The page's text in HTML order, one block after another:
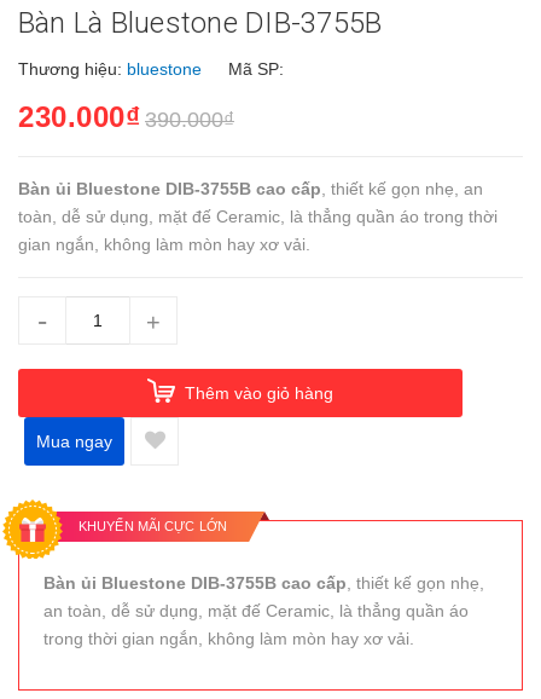
Bàn Là Bluestone DIB-3755B
Thương hiệu: bluestone Mã SP:
230.000₫ 390.000₫
Bàn ủi Bluestone DIB-3755B cao cấp , thiết kế gọn nhẹ, an
toàn, dễ sử dụng, mặt đế Ceramic, là thẳng quần áo trong thời
gian ngắn, không làm mòn hay xơ vải.
- +
Thêm vào giỏ hàng
Mua ngay
KHUYẾN MÃI CỰC LỚN
Bàn ủi Bluestone DIB-3755B cao cấp , thiết kế gọn nhẹ,
an toàn, dễ sử dụng, mặt đế Ceramic, là thẳng quần áo
trong thời gian ngắn, không làm mòn hay xơ vải.